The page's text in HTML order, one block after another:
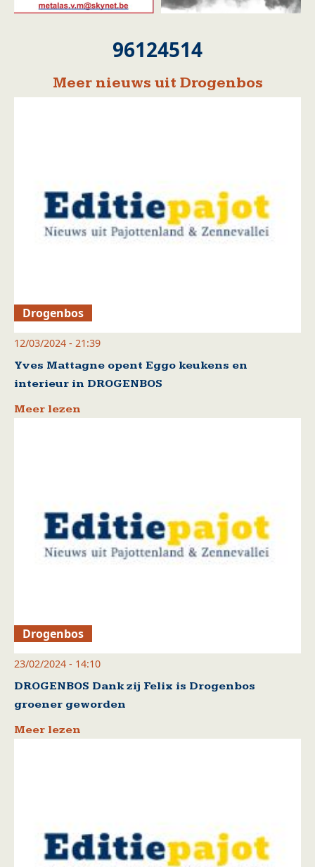
96124514
Meer nieuws uit Drogenbos
Drogenbos
12/03/2024 - 21:39
Yves Mattagne opent Eggo keukens en
interieur in DROGENBOS
Meer lezen
Drogenbos
23/02/2024 - 14:10
DROGENBOS Dank zij Felix is Drogenbos
groener geworden
Meer lezen